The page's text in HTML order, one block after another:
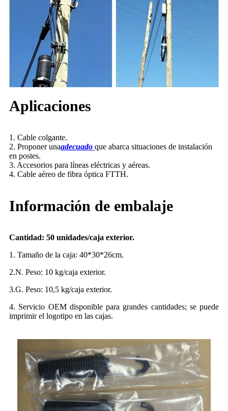
Aplicaciones
1. Cable colgante.
2. Proponer unaadecuado que abarca situaciones de instalación
en postes.
3. Accesorios para líneas eléctricas y aéreas.
4. Cable aéreo de fibra óptica FTTH.
Información de embalaje
Cantidad: 50 unidades/caja exterior.
1. Tamaño de la caja: 40*30*26cm.
2.N. Peso: 10 kg/caja exterior.
3.G. Peso: 10,5 kg/caja exterior.
4. Servicio OEM disponible para grandes cantidades; se puede
imprimir el logotipo en las cajas.